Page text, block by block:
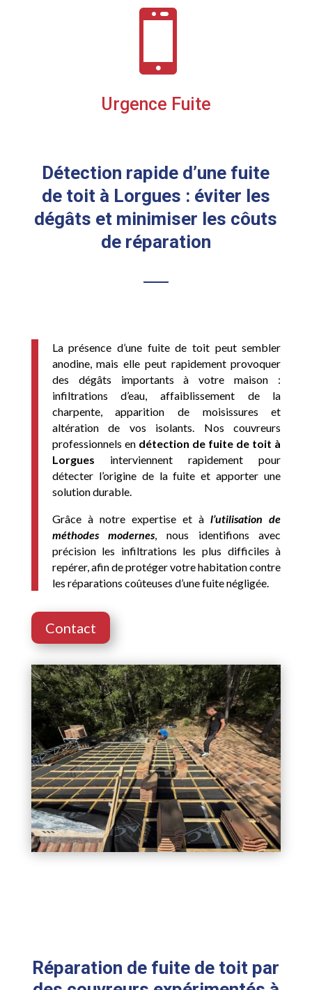

Urgence Fuite
Détection rapide d’une fuite
de toit à Lorgues : éviter les
dégâts et minimiser les côuts
de réparation
La présence d’une fuite de toit peut sembler
anodine, mais elle peut rapidement provoquer
des dégâts importants à votre maison :
infiltrations d’eau, affaiblissement de la
charpente, apparition de moisissures et
altération de vos isolants. Nos couvreurs
professionnels en détection de fuite de toit à
Lorgues interviennent rapidement pour
détecter l’origine de la fuite et apporter une
solution durable.
Grâce à notre expertise et àl’utilisation de
méthodes modernes, nous identifions avec
précision les infiltrations les plus difficiles à
repérer, afin de protéger votre habitation contre
les réparations coûteuses d’une fuite négligée.
Contact
Réparation de fuite de toit par